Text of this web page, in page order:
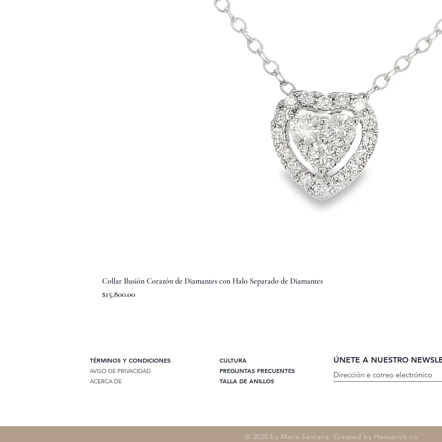
Vista rápida
Collar Ilusión Corazón de Diamantes con Halo Separado de Diamantes
Precio
$15,800.00
TÉRMINOS Y CONDICIONES
AVISO DE PRIVACIDAD
ACERCA DE
CULTURA
PREGUNTAS FRECUENTES
TALLA DE ANILLOS
ÚNETE A NUESTRO
© 2020 by María Santana. Created by Hanserick.co